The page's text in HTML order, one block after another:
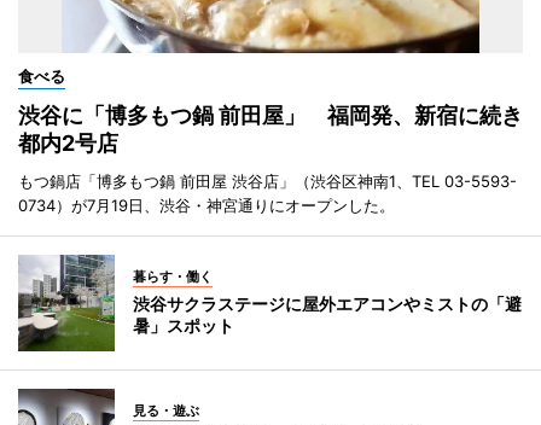
食べる
渋谷に「博多もつ鍋 前田屋」 福岡発、新宿に続き
都内2号店
もつ鍋店「博多もつ鍋 前田屋 渋谷店」（渋谷区神南1、TEL 03-5593-
0734）が7月19日、渋谷・神宮通りにオープンした。
暮らす・働く
渋谷サクラステージに屋外エアコンやミストの「避
暑」スポット
見る・遊ぶ